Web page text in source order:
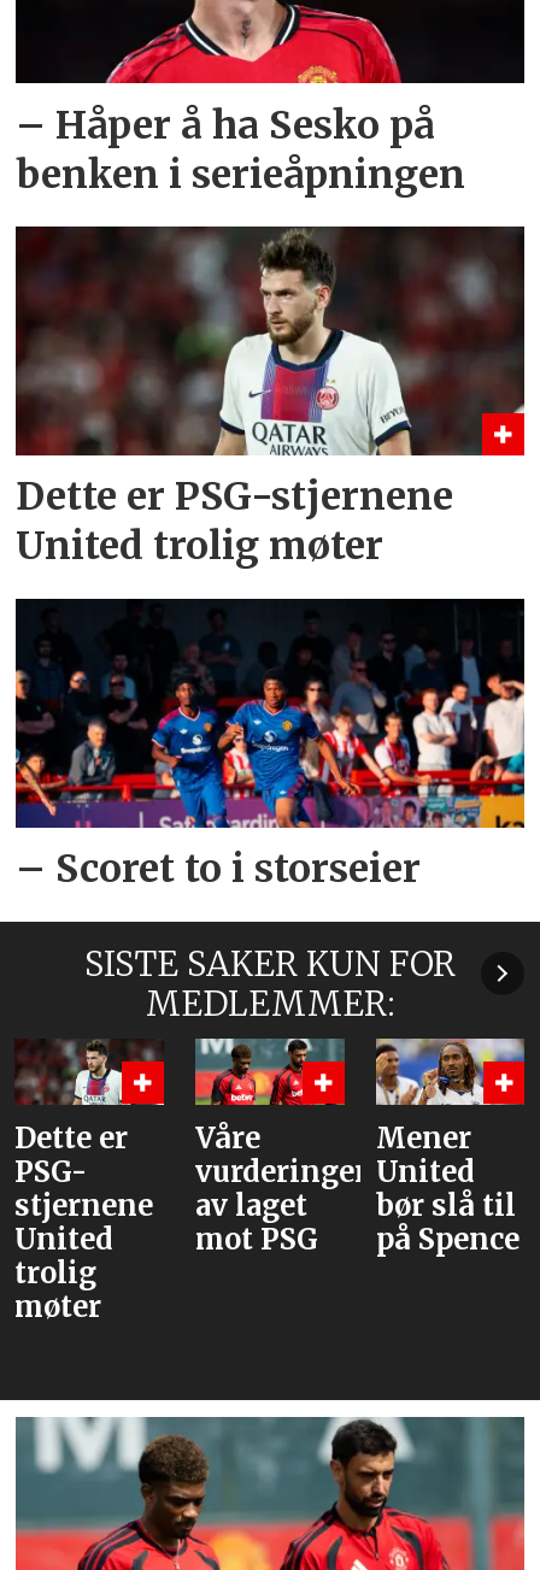
– Håper å ha Sesko på
benken i serieåpningen
Dette er PSG-stjernene
United trolig møter
– Scoret to i storseier
SISTE SAKER KUN FOR
MEDLEMMER:
Våre
vurderinger
av laget
mot PSG
Mener
United
bør slå til
på Spence
Flere
Rodri
velger